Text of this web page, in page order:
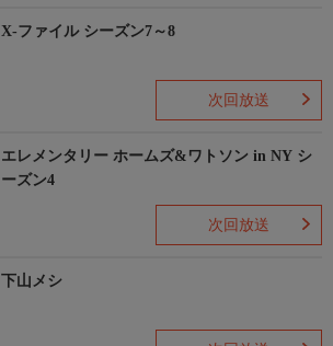
X-ファイル シーズン7～8
次回放送
エレメンタリー ホームズ&ワトソン in NY シ
ーズン4
次回放送
下山メシ